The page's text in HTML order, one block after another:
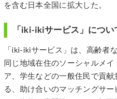
を含む日本全国に拡大した。
「iki-ikiサービス」につい
「iki-ikiサービス」は、高齢者
同じ地域在住のソーシャルメ
ア、学生などの一般住民で貢
る、助け合いのマッチングサ